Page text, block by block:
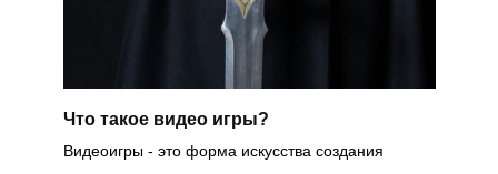
Что такое видео игры?
Видеоигры - это форма искусства создания